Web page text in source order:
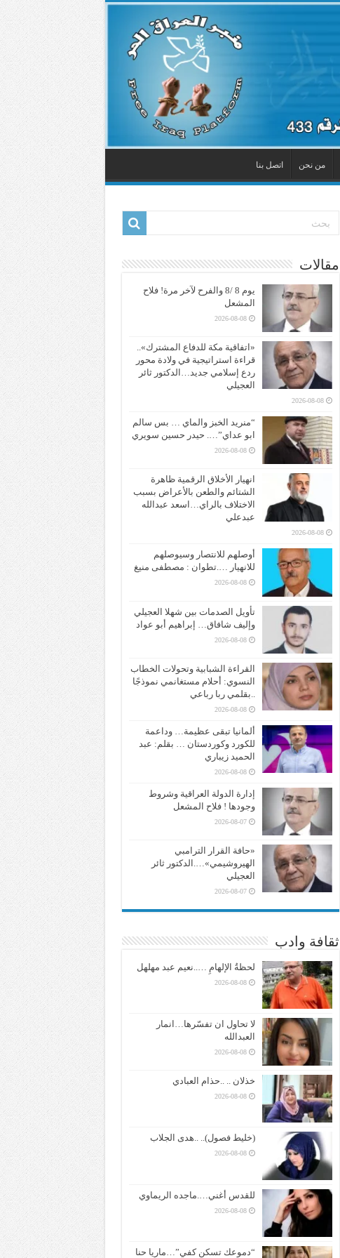
من نحن اتصل بنا
مقالات
يوم 8 /8 والفرح لآخر مرة! فلاح
المشعل
2026-08-08
«اتفاقية مكة للدفاع المشترك»..
قراءة استراتيجية في ولادة محور
ردع إسلامي جديد…الدكتور ثائر
العجيلي
2026-08-08
“منريد الخبز والماي … بس سالم
ابو عداي”…. حيدر حسين سويري
2026-08-08
انهيار الأخلاق الرقمية ظاهرة
الشتائم والطعن بالأعراض بسبب
الاختلاف بالراي…اسعد عبدالله
عبدعلي
2026-08-08
أوصلهم للانتصار وسيوصلهم
للانهيار ….تطوان : مصطفى منيغ
2026-08-08
تأويل الصدمات بين شهلا العجيلي
وإليف شافاق… إبراهيم أبو عواد
2026-08-08
القراءة الشبابية وتحولات الخطاب
النسوي: أحلام مستغانمي نموذجًا
..بقلمي ربا رباعي
2026-08-08
ألمانيا تبقى عظيمة… وداعمة
للكورد وكوردستان … بقلم: عبد
الحميد زيباري
2026-08-08
إدارة الدولة العراقية وشروط
وجودها ! فلاح المشعل
2026-08-07
«حافة القرار الترامبي
الهيروشيمي»….الدكتور ثائر
العجيلي
2026-08-07
ثقافة وادب
لحظةُ الإلهامِ …..نعيم عبد مهلهل
2026-08-08
لا تحاول ان تفسّرها…انمار
العبدالله
2026-08-08
خذلان .. ..حذام العبادي
2026-08-08
(خليط فصول).. ..هدى الجلاب
2026-08-08
للقدس أغني….ماجده الريماوي
2026-08-08
“دموعك تسكن كفي”…ماريا حنا